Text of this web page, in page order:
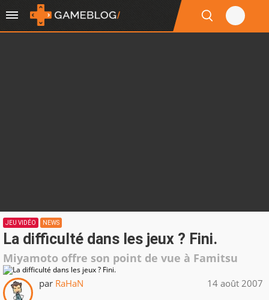
JEU VIDÉO NEWS
La difficulté dans les jeux ? Fini.
Miyamoto offre son point de vue à Famitsu
par RaHaN 14 août 2007